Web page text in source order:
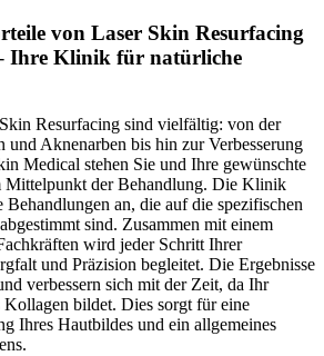
von Laser Skin Resurfacing
Ihre Klinik für natürliche
Resurfacing sind vielfältig: von der
und Aknenarben bis hin zur Verbesserung
Medical stehen Sie und Ihre gewünschte
Mittelpunkt der Behandlung. Die Klinik
Behandlungen an, die auf die spezifischen
sind. Zusammen mit einem
wird jeder Schritt Ihrer
und Präzision begleitet. Die Ergebnisse
verbessern sich mit der Zeit, da Ihr
bildet. Dies sorgt für eine
Ihres Hautbildes und ein allgemeines